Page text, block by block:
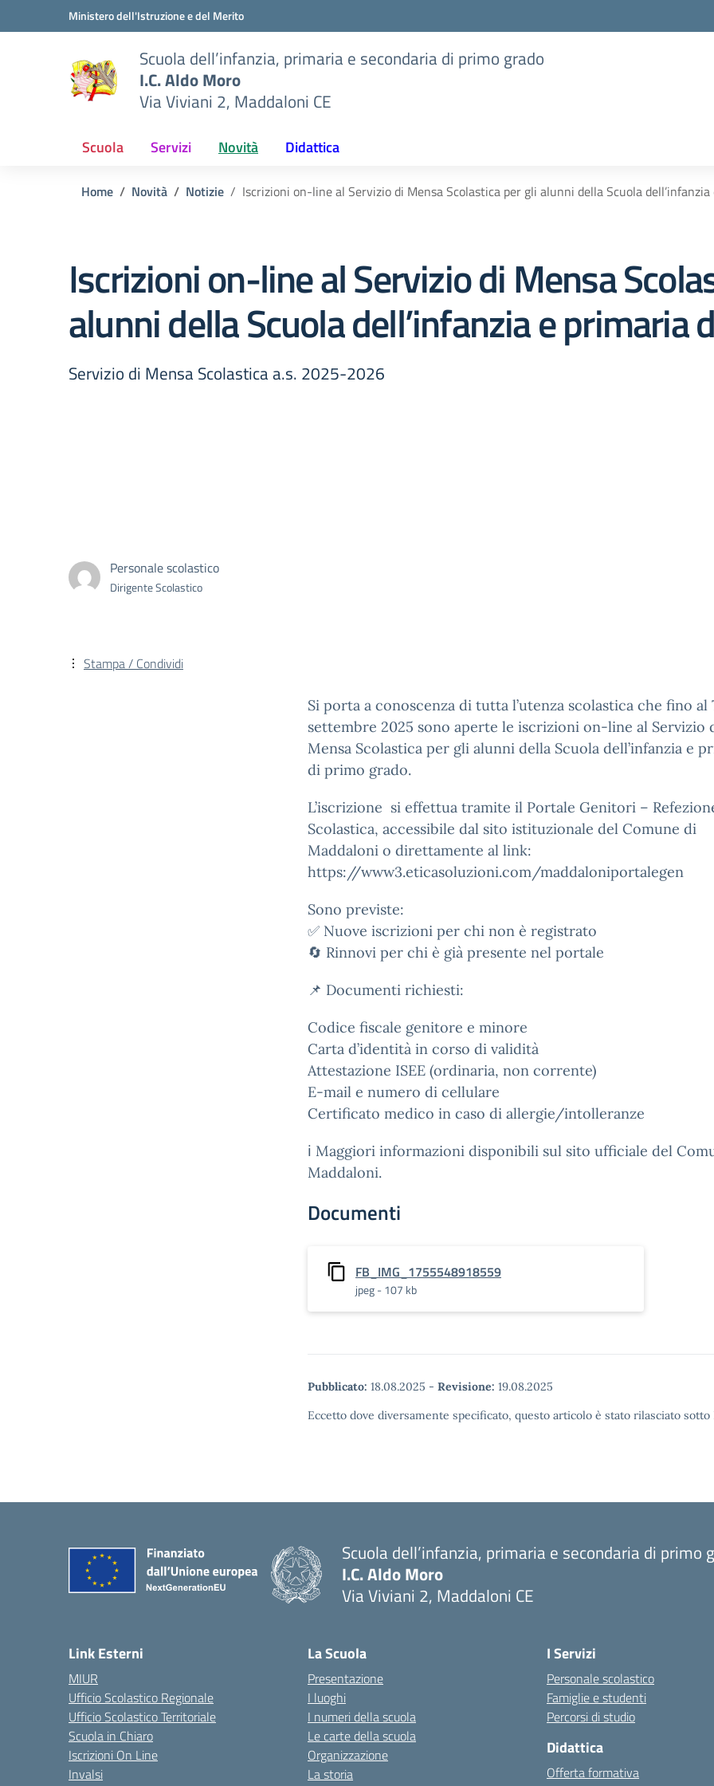
Vai ai contenuti
Vai al menu di navigazioneMinistero dell'Istruzione e del Merito
Scuola dell’infanzia, primaria e secondaria di primo grado
I.C. Aldo Moro
Via Viviani 2, Maddaloni CE
Scuola Servizi Novità Didattica
Home Novità Notizie Iscrizioni on-line al Servizio di Mensa Scolastica per gli alunni della Scuola
Iscrizioni on-line al Servizio di Mensa
alunni della Scuola dell’infanzia e primaria
Servizio di Mensa Scolastica a.s. 2025-2026
Personale scolastico
Dirigente Scolastico
Si porta a conoscenza di tutta l’utenza scolastica che fino al
settembre 2025 sono aperte le iscrizioni on-line al Servizio
Mensa Scolastica per gli alunni della Scuola dell’infanzia e
di primo grado.
L’iscrizione si effettua tramite il Portale Genitori –
Scolastica, accessibile dal sito istituzionale del Comune di
Maddaloni o direttamente al link:
https://www3.eticasoluzioni.com/maddaloniportalegen
Sono previste:
✅ Nuove iscrizioni per chi non è registrato
🔄 Rinnovi per chi è già presente nel portale
📌 Documenti richiesti:
Codice fiscale genitore e minore
Carta d’identità in corso di validità
Attestazione ISEE (ordinaria, non corrente)
E-mail e numero di cellulare
Certificato medico in caso di allergie/intolleranze
ℹ️ Maggiori informazioni disponibili sul sito ufficiale del
Maddaloni.
Documenti
FB_IMG_1755548918559
jpeg - 107 kb
Pubblicato: 18.08.2025 - Revisione: 19.08.2025
Eccetto dove diversamente specificato, questo articolo è stato rilasciato
Stampa / Condividi
Scuola dell’infanzia, primaria e secondaria di primo
I.C. Aldo Moro
Via Viviani 2, Maddaloni CE
Link Esterni
MIUR
Ufficio Scolastico Regionale
Ufficio Scolastico Territoriale
Scuola in Chiaro
Iscrizioni On Line
Invalsi
La Scuola
Presentazione
I luoghi
I numeri della scuola
Le carte della scuola
Organizzazione
La storia
I Servizi
Personale scolastico
Famiglie e studenti
Percorsi di studio
Didattica
Offerta formativa